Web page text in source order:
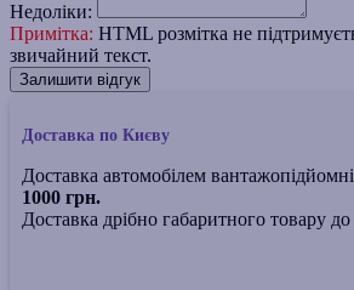
Недоліки:
Примітка: HTML розмітка не
звичайний текст.
Залишити відгук
Доставка по Києву
Доставка автомобілем
1000 грн.
Доставка дрібно габаритного товару